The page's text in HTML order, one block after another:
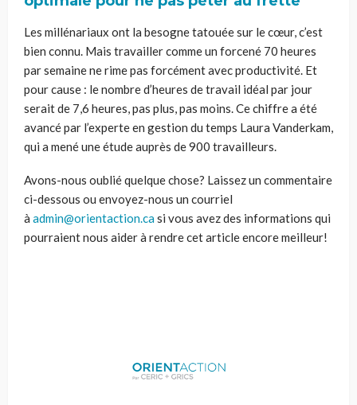
Les millénariaux ont la besogne tatouée sur le cœur, c’est
bien connu. Mais travailler comme un forcené 70 heures
par semaine ne rime pas forcément avec productivité. Et
pour cause : le nombre d’heures de travail idéal par jour
serait de 7,6 heures, pas plus, pas moins. Ce chiffre a été
avancé par l’experte en gestion du temps Laura Vanderkam,
qui a mené une étude auprès de 900 travailleurs.
Avons-nous oublié quelque chose? Laissez un commentaire
ci-dessous ou envoyez-nous un courriel
à admin@orientaction.casi vous avez des informations qui
pourraient nous aider à rendre cet article encore meilleur!